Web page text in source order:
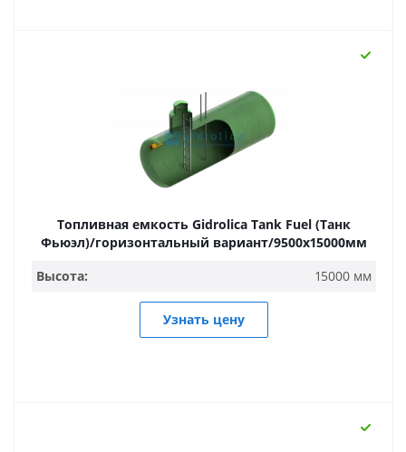
Топливная емкость Gidrolica Tank Fuel (Танк
Фьюэл)/горизонтальный вариант/9500х15000мм
Высота:
15000 мм
Узнать цену